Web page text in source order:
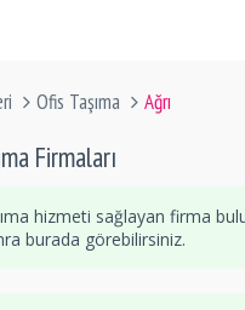
Ofis Taşıma Ağrı
Firmaları
hizmeti sağlayan firma
burada görebilirsiniz.